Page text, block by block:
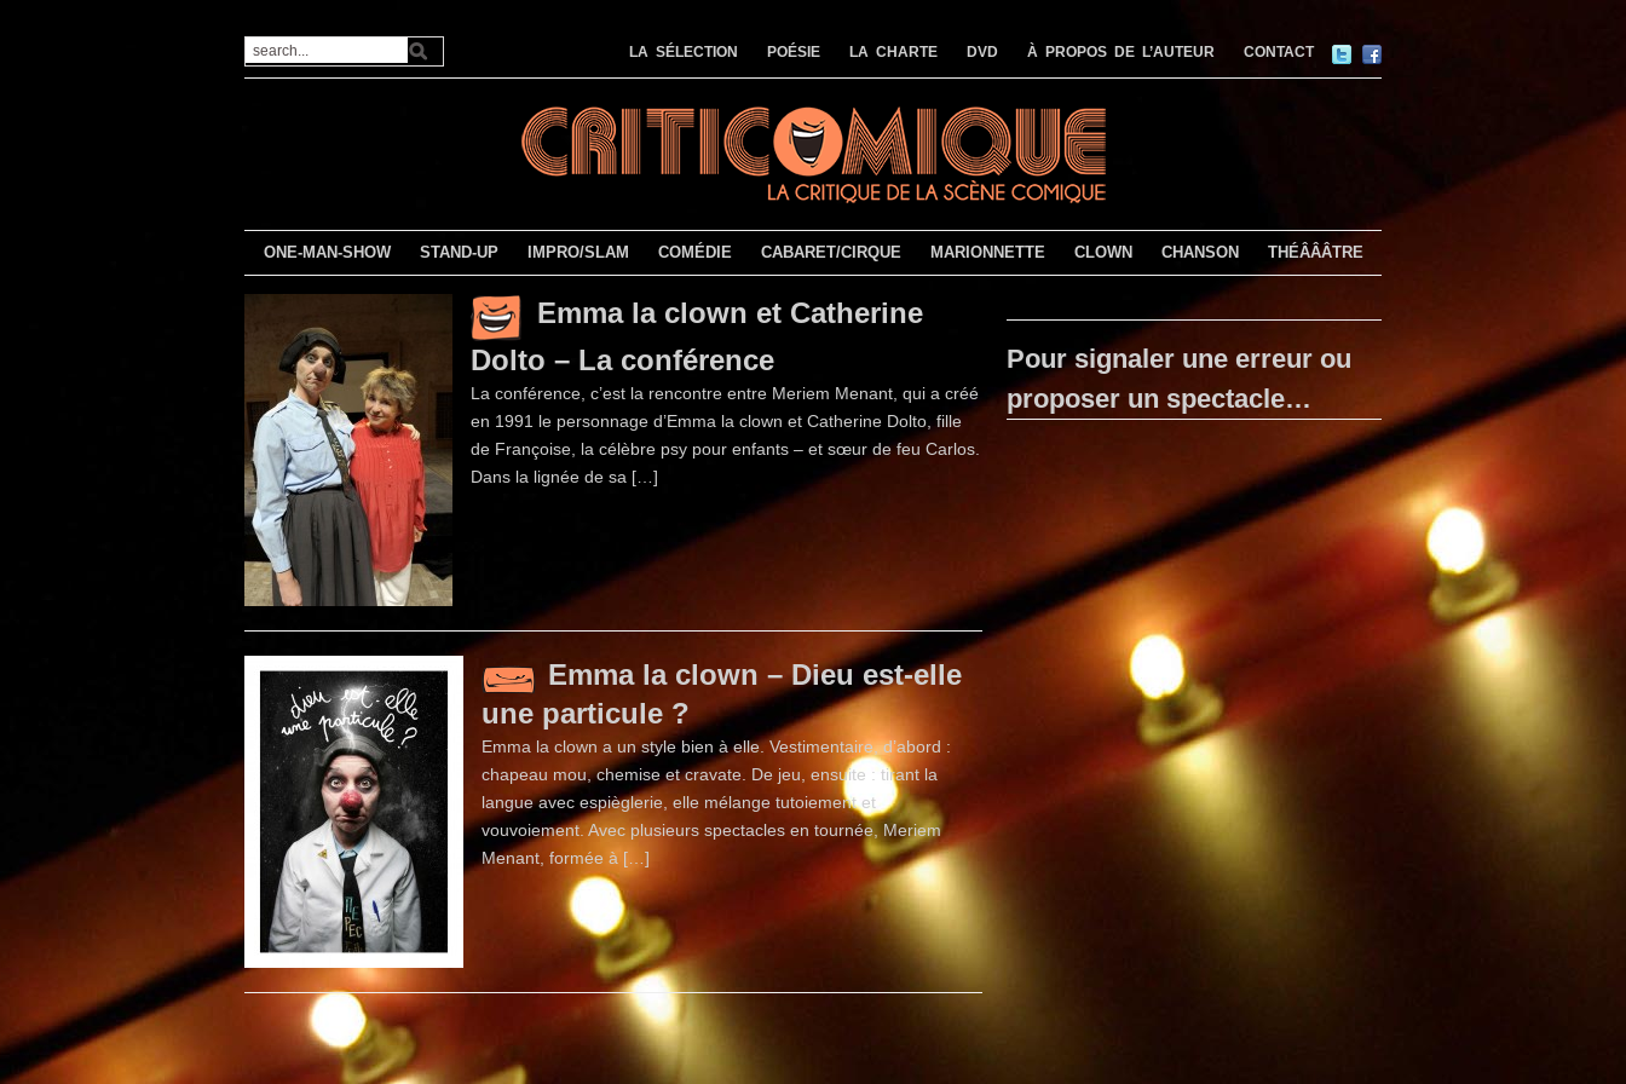
LA SÉLECTION POÉSIE LA CHARTE DVD À PROPOS DE L’AUTEUR CONTACT
ONE-MAN-SHOW STAND-UP IMPRO/SLAM COMÉDIE CABARET/CIRQUE MARIONNETTE CLOWN CHANSON THÉÂÂÂTRE
Emma la clown et Catherine
Dolto – La conférence
La conférence, c’est la rencontre entre Meriem Menant, qui a créé
en 1991 le personnage d’Emma la clown et Catherine Dolto, fille
de Françoise, la célèbre psy pour enfants – et sœur de feu Carlos.
Dans la lignée de sa […]
Emma la clown – Dieu est-elle
une particule ?
Emma la clown a un style bien à elle. Vestimentaire, d’abord :
chapeau mou, chemise et cravate. De jeu, ensuite : tirant la
langue avec espièglerie, elle mélange tutoiement et
vouvoiement. Avec plusieurs spectacles en tournée, Meriem
Menant, formée à […]
Pour signaler une erreur ou
proposer un spectacle…